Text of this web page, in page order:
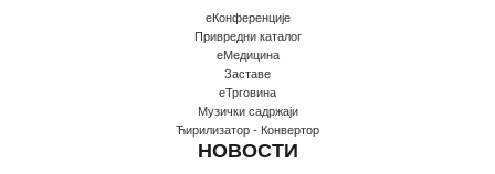
еКонференције
Привредни каталог
еМедицина
Заставе
еТрговина
Музички садржаји
Ћирилизатор - Конвертор
НОВОСТИ